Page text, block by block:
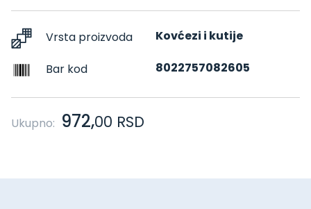
Vrsta proizvoda Kovćezi i kutije
Bar kod 8022757082605
Ukupno: 972,00 RSD